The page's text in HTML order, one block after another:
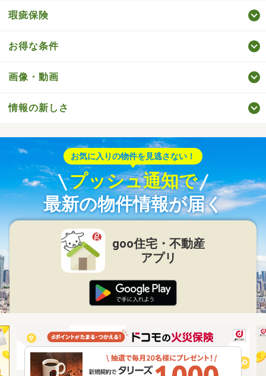
瑕疵保険
お得な条件
画像・動画
情報の新しさ
お気に入りの物件を見逃さない！
プッシュ通知で
最新の物件情報が届く
goo住宅・不動産
アプリ